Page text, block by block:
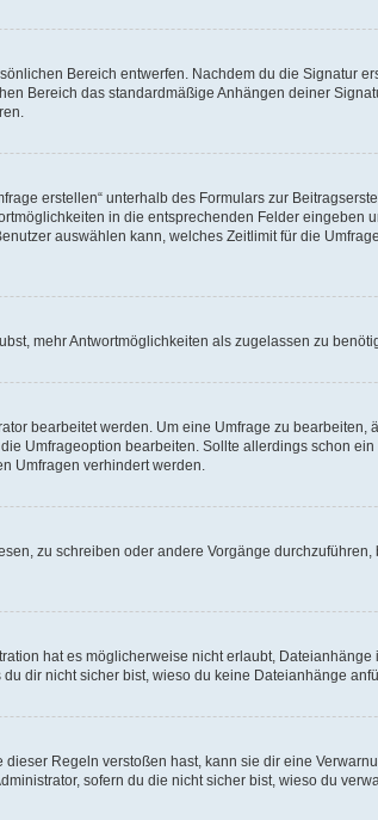
Bereich entwerfen. Nachdem du die Signatur
Bereich das standardmäßige Anhängen deiner
erstellen“ unterhalb des Formulars zur
in die entsprechenden Felder eingeben
auswählen kann, welches Zeitlimit für die
mehr Antwortmöglichkeiten als zugelassen zu
bearbeitet werden. Um eine Umfrage zu
Umfrageoption bearbeiten. Sollte allerdings schon
Umfragen verhindert werden.
zu schreiben oder andere Vorgänge
hat es möglicherweise nicht erlaubt,
dir nicht sicher bist, wieso du keine Dateianhänge
Regeln verstoßen hast, kann sie dir eine
sofern du die nicht sicher bist, wieso du